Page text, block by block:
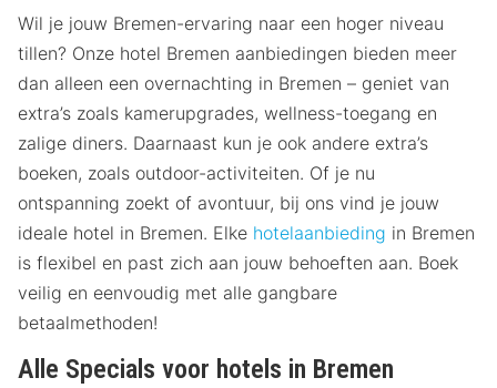
Wil je jouw Bremen-ervaring naar een hoger niveau
tillen? Onze hotel Bremen aanbiedingen bieden meer
dan alleen een overnachting in Bremen – geniet van
extra’s zoals kamerupgrades, wellness-toegang en
zalige diners. Daarnaast kun je ook andere extra’s
boeken, zoals outdoor-activiteiten. Of je nu
ontspanning zoekt of avontuur, bij ons vind je jouw
ideale hotel in Bremen. Elke hotelaanbieding in Bremen
is flexibel en past zich aan jouw behoeften aan. Boek
veilig en eenvoudig met alle gangbare
betaalmethoden!
Alle Specials voor hotels in Bremen